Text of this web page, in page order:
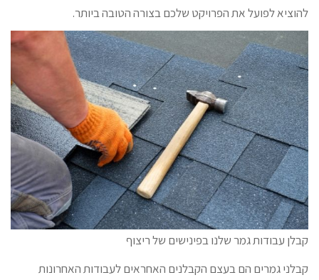
להוציא לפועל את הפרויקט שלכם בצורה הטובה ביותר.
קבלן עבודות גמר שלנו בפינישים של ריצוף
קבלני גמרים הם בעצם הקבלנים האחראים לעבודות האחרונות